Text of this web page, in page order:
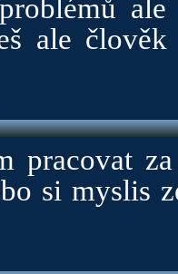
ale
pracovat
si myslis